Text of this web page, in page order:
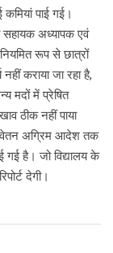
पाई गई।
सहायक अध्यापक एवं
रूप से छात्रों
कराया जा रहा है,
मदों में प्रेषित
ठीक नहीं पाया
वेतन अग्रिम आदेश तक
गई है। जो विद्यालय के
देगी।